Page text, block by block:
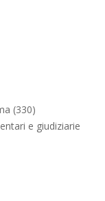
(330)
e giudiziarie